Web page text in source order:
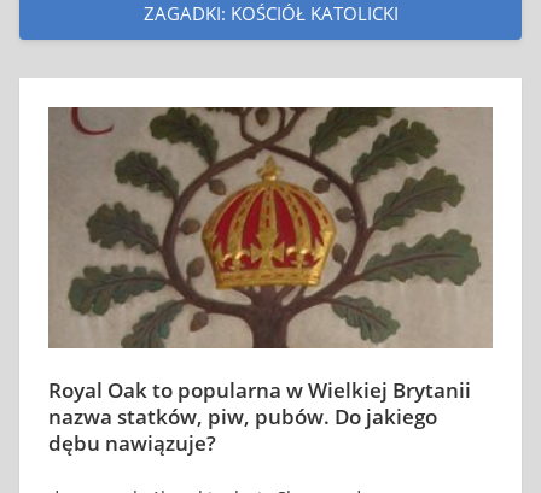
ZAGADKI: KOŚCIÓŁ KATOLICKI
Royal Oak to popularna w Wielkiej Brytanii
nazwa statków, piw, pubów. Do jakiego
dębu nawiązuje?